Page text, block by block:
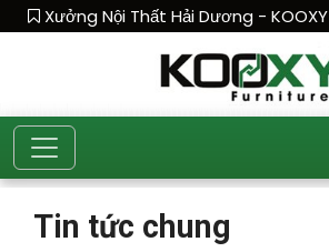
Xưởng Nội Thất Hải Dương - KOOXY
Tin tức chung